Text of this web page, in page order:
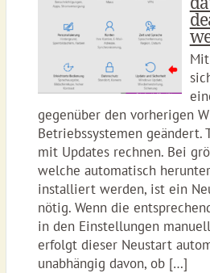
gegenüber den vorherigen
Betriebssystemen geändert.
mit Updates rechnen. Bei
welche automatisch
installiert werden, ist ein
nötig. Wenn die
in den Einstellungen
erfolgt dieser Neustart
unabhängig davon, ob […]